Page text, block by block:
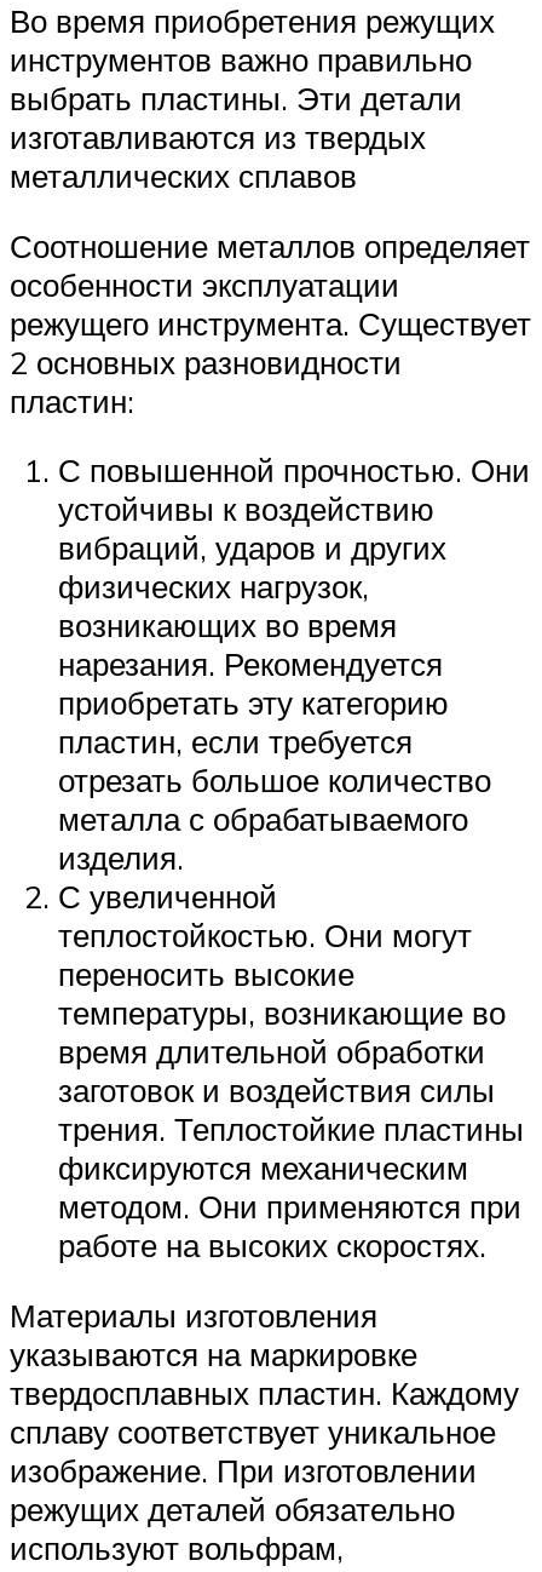
Во время приобретения режущих
инструментов важно правильно
выбрать пластины. Эти детали
изготавливаются из твердых
металлических сплавов
Соотношение металлов определяет
особенности эксплуатации
режущего инструмента. Существует
2 основных разновидности
пластин:
С повышенной прочностью. Они
устойчивы к воздействию
вибраций, ударов и других
физических нагрузок,
возникающих во время
нарезания. Рекомендуется
приобретать эту категорию
пластин, если требуется
отрезать большое количество
металла с обрабатываемого
изделия.
С увеличенной
теплостойкостью. Они могут
переносить высокие
температуры, возникающие во
время длительной обработки
заготовок и воздействия силы
трения. Теплостойкие пластины
фиксируются механическим
методом. Они применяются при
работе на высоких скоростях.
Материалы изготовления
указываются на маркировке
твердосплавных пластин. Каждому
сплаву соответствует уникальное
изображение. При изготовлении
режущих деталей обязательно
используют вольфрам,